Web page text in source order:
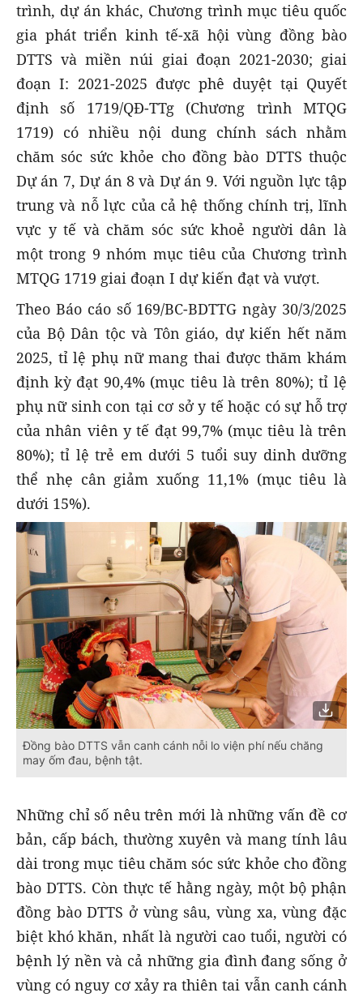
trình, dự án khác, Chương trình mục tiêu quốc
gia phát triển kinh tế-xã hội vùng đồng bào
DTTS và miền núi giai đoạn 2021-2030; giai
đoạn I: 2021-2025 được phê duyệt tại Quyết
định số 1719/QĐ-TTg (Chương trình MTQG
1719) có nhiều nội dung chính sách nhằm
chăm sóc sức khỏe cho đồng bào DTTS thuộc
Dự án 7, Dự án 8 và Dự án 9. Với nguồn lực tập
trung và nỗ lực của cả hệ thống chính trị, lĩnh
vực y tế và chăm sóc sức khoẻ người dân là
một trong 9 nhóm mục tiêu của Chương trình
MTQG 1719 giai đoạn I dự kiến đạt và vượt.
Theo Báo cáo số 169/BC-BDTTG ngày 30/3/2025
của Bộ Dân tộc và Tôn giáo, dự kiến hết năm
2025, tỉ lệ phụ nữ mang thai được thăm khám
định kỳ đạt 90,4% (mục tiêu là trên 80%); tỉ lệ
phụ nữ sinh con tại cơ sở y tế hoặc có sự hỗ trợ
của nhân viên y tế đạt 99,7% (mục tiêu là trên
80%); tỉ lệ trẻ em dưới 5 tuổi suy dinh dưỡng
thể nhẹ cân giảm xuống 11,1% (mục tiêu là
dưới 15%).
Đồng bào DTTS vẫn canh cánh nỗi lo viện phí nếu chăng
may ốm đau, bệnh tật.
Những chỉ số nêu trên mới là những vấn đề cơ
bản, cấp bách, thường xuyên và mang tính lâu
dài trong mục tiêu chăm sóc sức khỏe cho đồng
bào DTTS. Còn thực tế hằng ngày, một bộ phận
đồng bào DTTS ở vùng sâu, vùng xa, vùng đặc
biệt khó khăn, nhất là người cao tuổi, người có
bệnh lý nền và cả những gia đình đang sống ở
vùng có nguy cơ xảy ra thiên tai vẫn canh cánh